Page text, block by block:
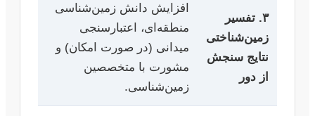
۳. تفسیر
زمین‌شناختی
نتایج سنجش
از دور
افزایش دانش زمین‌شناسی
منطقه‌ای، اعتبارسنجی
میدانی (در صورت امکان) و
مشورت با متخصصین
زمین‌شناسی.